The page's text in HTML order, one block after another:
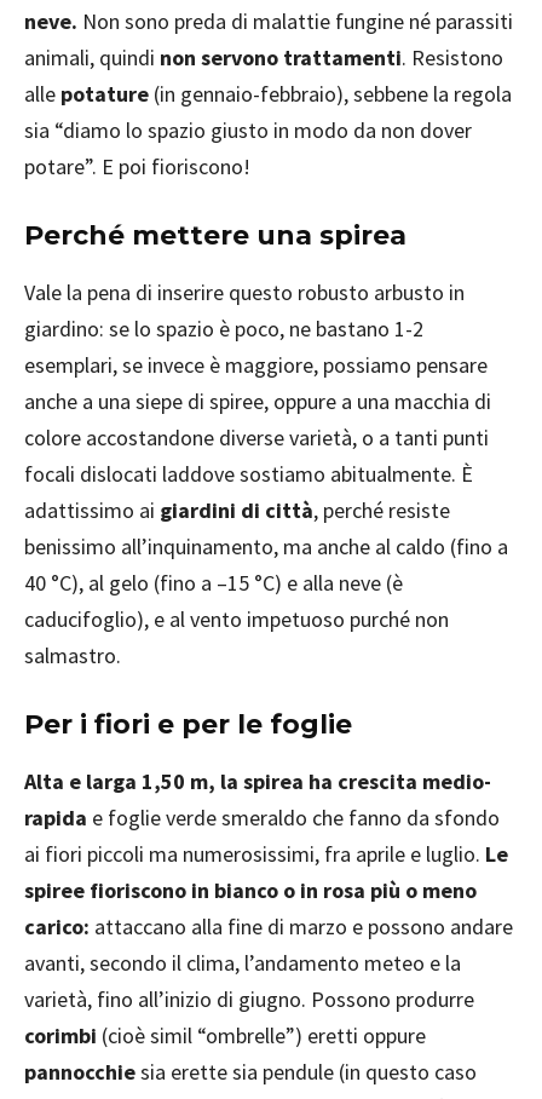
neve. Non sono preda di malattie fungine né parassiti
animali, quindi non servono trattamenti. Resistono
alle potature (in gennaio-febbraio), sebbene la regola
sia “diamo lo spazio giusto in modo da non dover
potare”. E poi fioriscono!
Perché mettere una spirea
Vale la pena di inserire questo robusto arbusto in
giardino: se lo spazio è poco, ne bastano 1-2
esemplari, se invece è maggiore, possiamo pensare
anche a una siepe di spiree, oppure a una macchia di
colore accostandone diverse varietà, o a tanti punti
focali dislocati laddove sostiamo abitualmente. È
adattissimo ai giardini di città, perché resiste
benissimo all’inquinamento, ma anche al caldo (fino a
40 °C), al gelo (fino a –15 °C) e alla neve (è
caducifoglio), e al vento impetuoso purché non
salmastro.
Per i fiori e per le foglie
Alta e larga 1,50 m, la spirea ha crescita medio-
rapida e foglie verde smeraldo che fanno da sfondo
ai fiori piccoli ma numerosissimi, fra aprile e luglio. Le
spiree fioriscono in bianco o in rosa più o meno
carico: attaccano alla fine di marzo e possono andare
avanti, secondo il clima, l’andamento meteo e la
varietà, fino all’inizio di giugno. Possono produrre
corimbi (cioè simil “ombrelle”) eretti oppure
pannocchiesia erette sia pendule (in questo caso